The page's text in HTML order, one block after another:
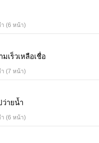
(6 หน้า)
มเร็วเหลือเชื่อ
(7 หน้า)
ว่ายน้ำ
(6 หน้า)